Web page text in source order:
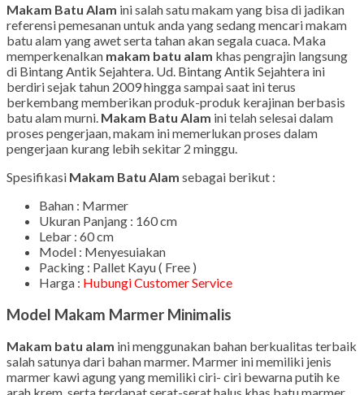
Makam Batu Alam ini salah satu makam yang bisa di jadikan
referensi pemesanan untuk anda yang sedang mencari makam
batu alam yang awet serta tahan akan segala cuaca. Maka
memperkenalkan makam batu alam khas pengrajin langsung
di Bintang Antik Sejahtera. Ud. Bintang Antik Sejahtera ini
berdiri sejak tahun 2009 hingga sampai saat ini terus
berkembang memberikan produk-produk kerajinan berbasis
batu alam murni. Makam Batu Alam ini telah selesai dalam
proses pengerjaan, makam ini memerlukan proses dalam
pengerjaan kurang lebih sekitar 2 minggu.
Spesifikasi Makam Batu Alam sebagai berikut :
Bahan : Marmer
Ukuran Panjang : 160 cm
Lebar : 60 cm
Model : Menyesuiakan
Packing : Pallet Kayu ( Free )
Harga : Hubungi Customer Service
Model Makam Marmer Minimalis
Makam batu alam ini menggunakan bahan berkualitas terbaik
salah satunya dari bahan marmer. Marmer ini memiliki jenis
marmer kawi agung yang memiliki ciri- ciri bewarna putih ke